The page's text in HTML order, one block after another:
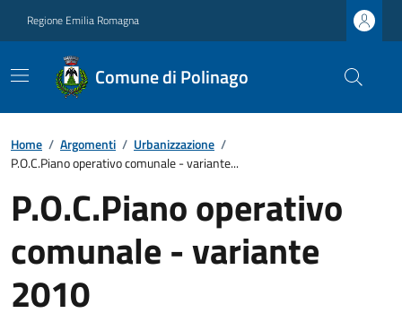
Regione Emilia Romagna
Comune di Polinago
Home / Argomenti / Urbanizzazione /
P.O.C.Piano operativo comunale - variante...
P.O.C.Piano operativo
comunale - variante
2010